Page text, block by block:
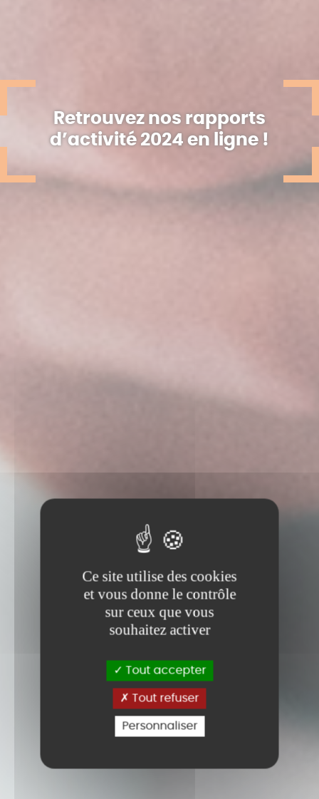
Ce site utilise des cookies
et vous donne le contrôle
sur ceux que vous
souhaitez activer
Tout accepter
Tout refuser
Personnaliser
Retrouvez nos rapports
d’activité 2024 en ligne !